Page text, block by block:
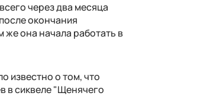
через два месяца
окончания
она начала работать в
известно о том, что
в сиквеле "Щенячего